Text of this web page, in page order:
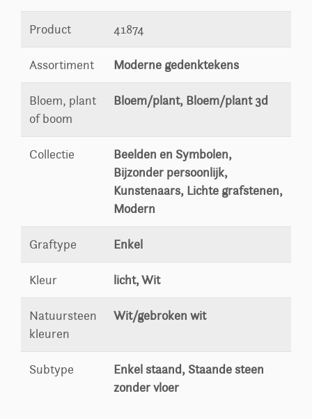
Product 41874
Assortiment Moderne gedenktekens
Bloem, plant
of boom
Bloem/plant, Bloem/plant 3d
Collectie
Beelden en Symbolen,
Bijzonder persoonlijk,
Kunstenaars, Lichte grafstenen,
Modern
Graftype Enkel
Kleur licht, Wit
Natuursteen
kleuren
Wit/gebroken wit
Subtype
Enkel staand, Staande steen
zonder vloer